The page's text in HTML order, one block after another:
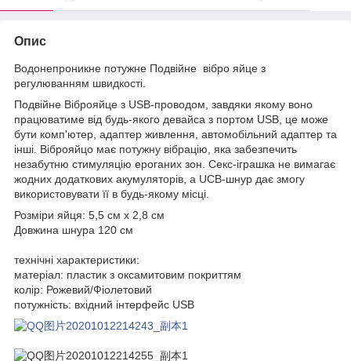
Опис
Водонепроникне потужне Подвійне вібро яйце з
регулюванням швидкості.
Подвійне Віброяйце з USB-проводом, завдяки якому воно
працюватиме від будь-якого девайса з портом USB, це може
бути комп'ютер, адаптер живлення, автомобільний адаптер та
інші. Віброяйцо має потужну вібрацію, яка забезпечить
незабутню стимуляцію ероганих зон. Секс-іграшка не вимагає
жодних додаткових акумуляторів, а UCB-шнур дає змогу
використовувати її в будь-якому місці.
Розміри яйця: 5,5 см х 2,8 см
Довжина шнура 120 см
технічні характеристики:
матеріал: пластик з оксамитовим покриттям
колір: Рожевий/Фіолетовий
потужність: вхідний інтерфейс USB